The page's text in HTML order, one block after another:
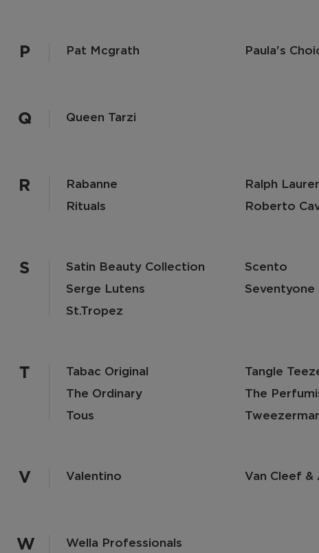
P Pat Mcgrath Paula's
Q Queen Tarzi
R Rabanne Ralph
Rituals
Roberto
S Satin Beauty Collection Scento
Serge Lutens
Seventyone
St.tropez
T Tabac Original Tangle
The Ordinary
The
Tous
V Valentino Van Cleef &
W Wella Professionals